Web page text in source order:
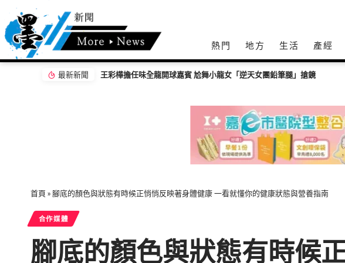
熱門 地方 生活 產經
最新新聞 【百工達人】 從音樂教育到生命陪伴 黛玉老師以生命經驗打造共學平台
首頁 »腳底的顏色與狀態有時候正悄悄反映著身體健康 一看就懂你的健康狀態與營養指南
合作媒體
腳底的顏色與狀態有時候